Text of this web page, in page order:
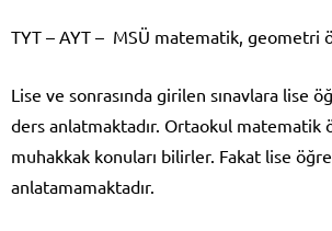
TYT – AYT – MSÜ matematik, geometri
Lise ve sonrasında girilen sınavlara lise
ders anlatmaktadır. Ortaokul matematik
muhakkak konuları bilirler. Fakat lise
anlatamamaktadır.